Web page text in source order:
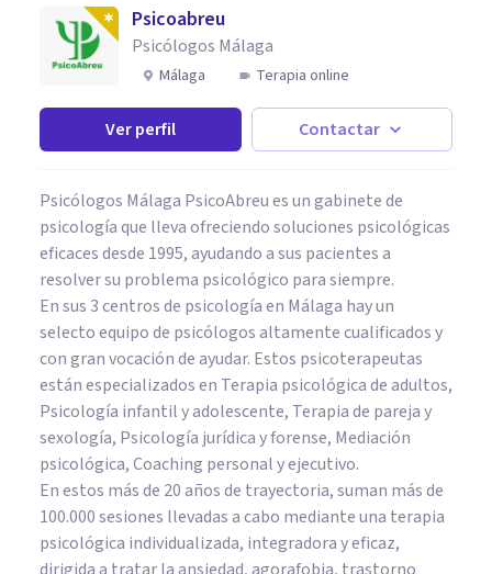
Psicoabreu
Psicólogos Málaga
Málaga Terapia online
Ver perfil Contactar
Psicólogos Málaga PsicoAbreu es un gabinete de
psicología que lleva ofreciendo soluciones psicológicas
eficaces desde 1995, ayudando a sus pacientes a
resolver su problema psicológico para siempre.
En sus 3 centros de psicología en Málaga hay un
selecto equipo de psicólogos altamente cualificados y
con gran vocación de ayudar. Estos psicoterapeutas
están especializados en Terapia psicológica de adultos,
Psicología infantil y adolescente, Terapia de pareja y
sexología, Psicología jurídica y forense, Mediación
psicológica, Coaching personal y ejecutivo.
En estos más de 20 años de trayectoria, suman más de
100.000 sesiones llevadas a cabo mediante una terapia
psicológica individualizada, integradora y eficaz,
dirigida a tratar la ansiedad, agorafobia, trastorno